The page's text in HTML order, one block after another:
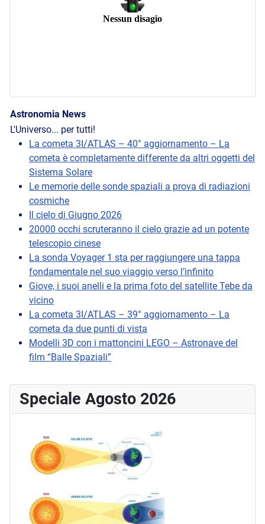
Astronomia News
L'Universo... per tutti!
La cometa 3I/ATLAS – 40° aggiornamento – La
cometa è completamente differente da altri oggetti del
Sistema Solare
Le memorie delle sonde spaziali a prova di radiazioni
cosmiche
Il cielo di Giugno 2026
20000 occhi scruteranno il cielo grazie ad un potente
telescopio cinese
La sonda Voyager 1 sta per raggiungere una tappa
fondamentale nel suo viaggio verso l’infinito
Giove, i suoi anelli e la prima foto del satellite Tebe da
vicino
La cometa 3I/ATLAS – 39° aggiornamento – La
cometa da due punti di vista
Modelli 3D con i mattoncini LEGO – Astronave del
film “Balle Spaziali”
Speciale Agosto 2026